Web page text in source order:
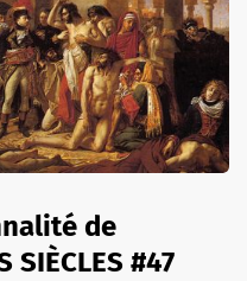
de
SIÈCLES #47